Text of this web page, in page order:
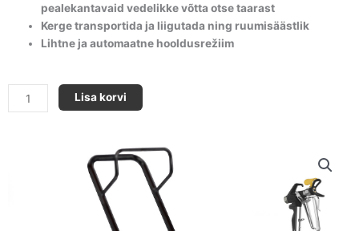
pealekantavaid vedelikke võtta otse taarast
Kerge transportida ja liigutada ning ruumisäästlik
Lihtne ja automaatne hooldusrežiim
ProSpray
3.25
Lisa korvi